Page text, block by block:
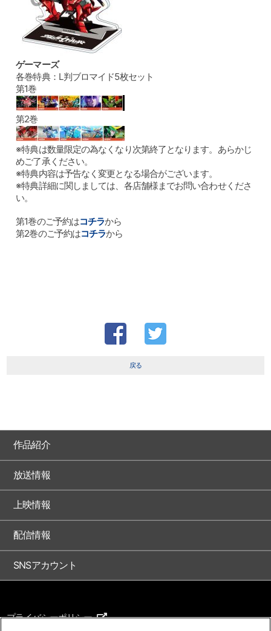
ゲーマーズ
各巻特典：L判ブロマイド5枚セット
第1巻
第2巻
※特典は数量限定の為なくなり次第終了となります。あらかじ
めご了承ください。
※特典内容は予告なく変更となる場合がございます。
※特典詳細に関しましては、各店舗様までお問い合わせくださ
い。
第1巻のご予約はコチラから
第2巻のご予約はコチラから
戻る
作品紹介
放送情報
上映情報
配信情報
SNSアカウント
プライバシーポリシー